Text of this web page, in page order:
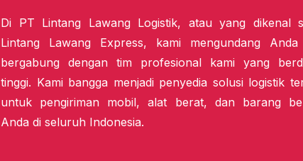
Di PT Lintang Lawang Logistik, atau yang dikenal
Lintang Lawang Express, kami mengundang
bergabung dengan tim profesional kami yang
tinggi. Kami bangga menjadi penyedia solusi logistik
untuk pengiriman mobil, alat berat, dan barang
Anda di seluruh Indonesia.